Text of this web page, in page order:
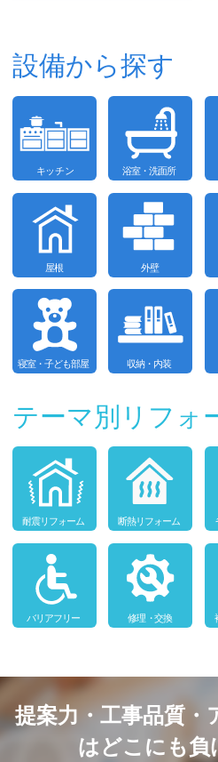
設備から探す
テーマ別リフォ
提案力・工事品質・
はどこにも負